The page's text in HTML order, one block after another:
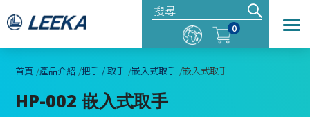
0
首頁 產品介紹 把手 / 取手 嵌入式取手 嵌入式取手
HP-002 嵌入式取手